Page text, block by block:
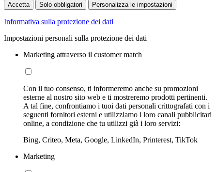
Accetta Solo obbligatori Personalizza le impostazioni
Informativa sulla protezione dei dati
Impostazioni personali sulla protezione dei dati
Marketing attraverso il customer match
Con il tuo consenso, ti informeremo anche su promozioni
esterne al nostro sito web e ti mostreremo prodotti pertinenti.
A tal fine, confrontiamo i tuoi dati personali crittografati con i
seguenti fornitori esterni e utilizziamo i loro canali pubblicitari
online, a condizione che tu utilizzi già i loro servizi:
Bing, Criteo, Meta, Google, LinkedIn, Printerest, TikTok
Marketing